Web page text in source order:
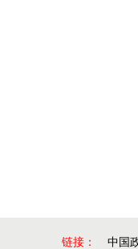
链接： 中国